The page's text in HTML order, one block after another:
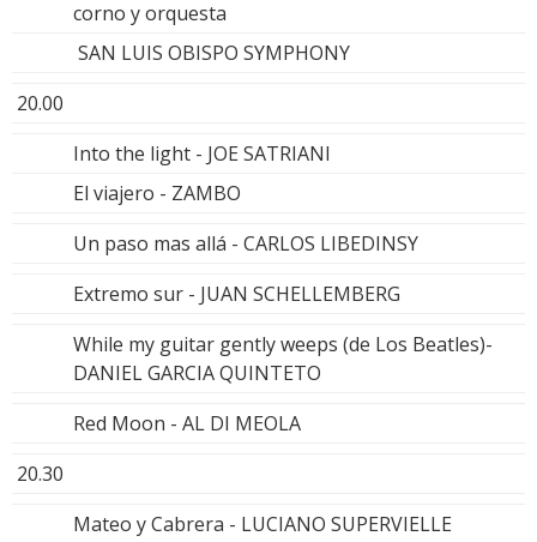
corno y orquesta
SAN LUIS OBISPO SYMPHONY
20.00
Into the light - JOE SATRIANI
El viajero - ZAMBO
Un paso mas allá - CARLOS LIBEDINSY
Extremo sur - JUAN SCHELLEMBERG
While my guitar gently weeps (de Los Beatles)-
DANIEL GARCIA QUINTETO
Red Moon - AL DI MEOLA
20.30
Mateo y Cabrera - LUCIANO SUPERVIELLE